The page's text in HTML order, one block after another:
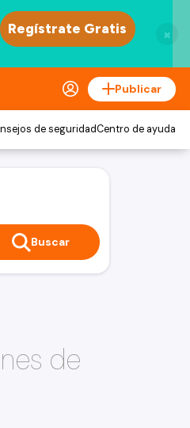
×
Publicar
de seguridadCentro de ayuda
Buscar
de